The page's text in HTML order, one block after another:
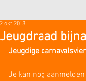
Jeugdraad
2 okt 2018
Jeugdige
Je kan nog aanmelden